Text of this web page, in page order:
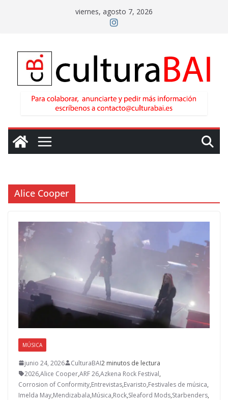
viernes, agosto 7, 2026
Alice Cooper
MÚSICA
junio 24, 2026 CulturaBAI2 minutos de lectura
2026,Alice Cooper,ARF 26,Azkena Rock Festival,
Corrosion of Conformity,Entrevistas,Evaristo,Festivales de música,
Imelda May,Mendizabala,Música,Rock,Sleaford Mods,Starbenders,